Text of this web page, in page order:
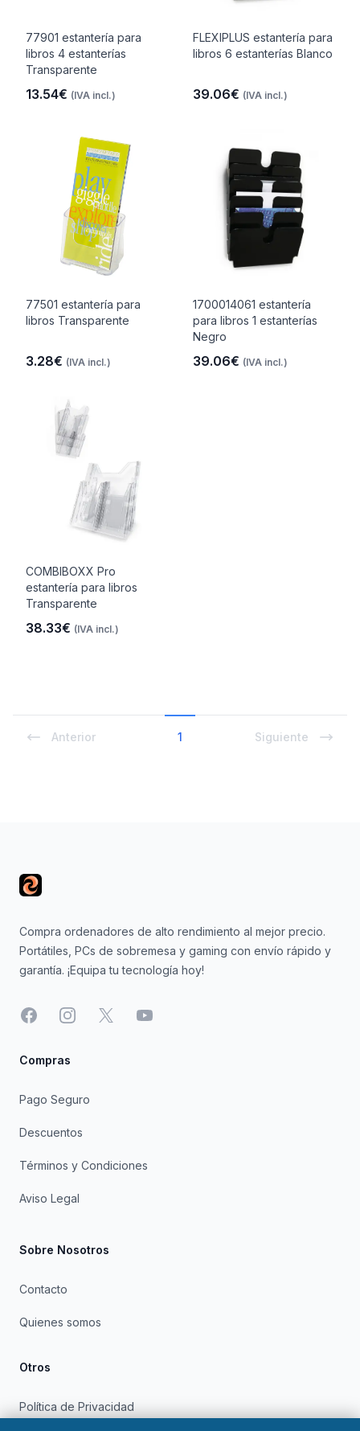
77901 estantería para
libros 4 estanterías
Transparente
13.54€ (IVA incl.)
FLEXIPLUS estantería para
libros 6 estanterías Blanco
39.06€ (IVA incl.)
77501 estantería para
libros Transparente
3.28€ (IVA incl.)
1700014061 estantería
para libros 1 estanterías
Negro
39.06€ (IVA incl.)
COMBIBOXX Pro
estantería para libros
Transparente
38.33€ (IVA incl.)
Anterior 1 Siguiente
Compra ordenadores de alto rendimiento al mejor precio.
Portátiles, PCs de sobremesa y gaming con envío rápido y
garantía. ¡Equipa tu tecnología hoy!
FacebookInstagram
X YouTube
Compras
Pago Seguro
Descuentos
Términos y Condiciones
Aviso Legal
Sobre Nosotros
Contacto
Quienes somos
Otros
Política de Privacidad